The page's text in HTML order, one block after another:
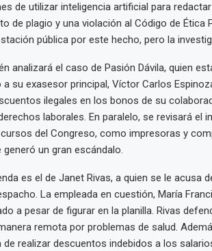
de utilizar inteligencia artificial para
de plagio y una violación al Código de Ética
pública por este hecho, pero la
analizará el caso de Pasión Dávila, quien
su exasesor principal, Víctor Carlos
ilegales en los bonos de su
laborales. En paralelo, se revisará el
del Congreso, como impresoras y
un gran escándalo.
es el de Janet Rivas, a quien se le acusa
La empleada en cuestión, María
a pesar de figurar en la planilla. Rivas
remota por problemas de salud.
de realizar descuentos indebidos a los